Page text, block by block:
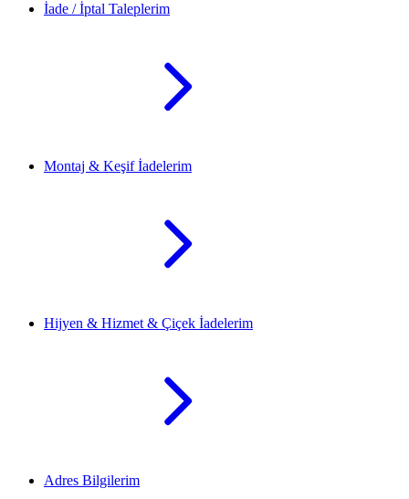
İade / İptal Taleplerim
Montaj & Keşif İadelerim
Hijyen & Hizmet & Çiçek İadelerim
Adres Bilgilerim